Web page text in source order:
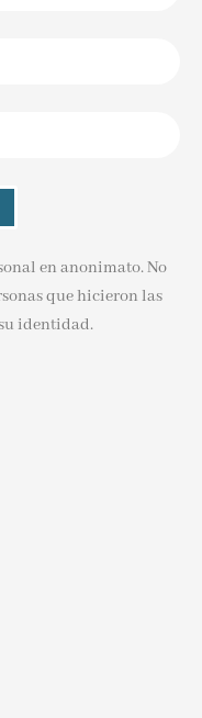
en anonimato. No
que hicieron las
identidad.